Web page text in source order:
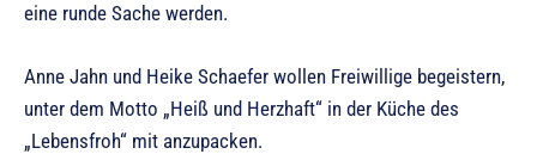
eine runde Sache werden.
Anne Jahn und Heike Schaefer wollen Freiwillige begeistern,
unter dem Motto „Heiß und Herzhaft“ in der Küche des
„Lebensfroh“ mit anzupacken.